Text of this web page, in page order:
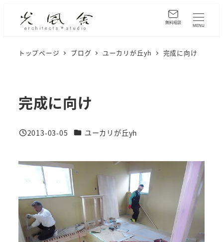
MENU
トップページ ブログ ユーカリが丘yh 完成に向け
完成に向け
投稿日
2013-03-05 カテゴリー
ユーカリが丘yh
無料相談